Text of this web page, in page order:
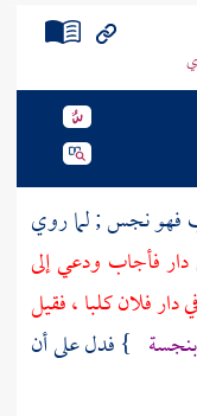
فهو نجس ; لما روي
فأجاب ودعي إلى
فلان كلبا ، فقيل
} فدل على أن